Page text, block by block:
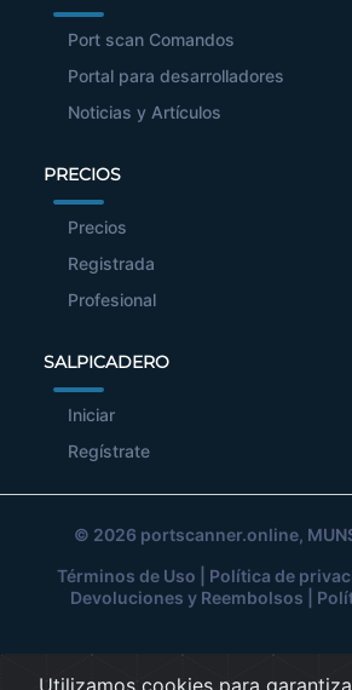
Port scan Comandos
Portal para desarrolladores
Noticias y Artículos
PRECIOS
Precios
Registrada
Profesional
SALPICADERO
Iniciar
Regístrate
© 2026 portscanner.online,
Términos de Uso
Política de
Devoluciones y Reembolsos
Utilizamos cookies para